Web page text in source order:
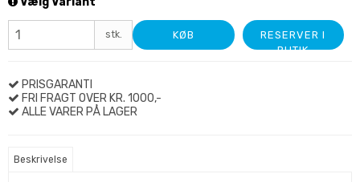
stk. KØB
RESERVER I
BUTIK
PRISGARANTI
FRI FRAGT OVER KR. 1000,-
ALLE VARER PÅ LAGER
Beskrivelse